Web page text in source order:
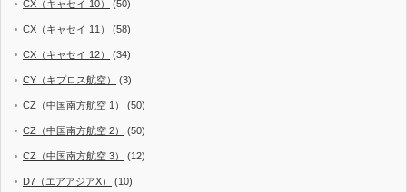
CX（キャセイ 10） (50)
CX（キャセイ 11） (58)
CX（キャセイ 12） (34)
CY（キプロス航空） (3)
CZ（中国南方航空 1） (50)
CZ（中国南方航空 2） (50)
CZ（中国南方航空 3） (12)
D7（エアアジアX） (10)